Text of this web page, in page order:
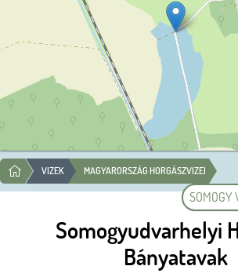
VIZEK MAGYARORSZÁG HORGÁSZVIZEI
SOMOGY
Somogyudvarhelyi
Bányatavak